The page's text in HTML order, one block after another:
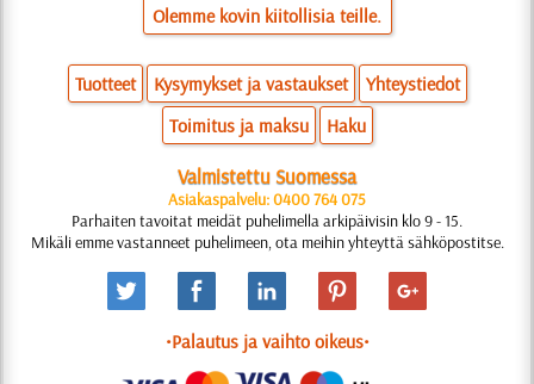
Olemme kovin kiitollisia teille.
Tuotteet Kysymykset ja vastaukset
Yhteystiedot
Toimitus ja maksu
Haku
Valmistettu Suomessa
Asiakaspalvelu: 0400 764 075
Parhaiten tavoitat meidät puhelimella arkipäivisin klo 9 - 15.
Mikäli emme vastanneet puhelimeen, ota meihin yhteyttä sähköpostitse.
•Palautus ja vaihto oikeus•